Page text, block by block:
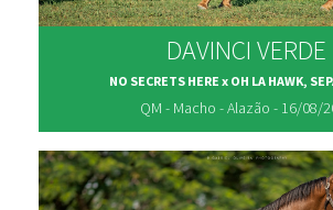
DAVINCI VERDE
NO SECRETS HERE x OH LA HAWK,
QM - Macho - Alazão - 16/08/